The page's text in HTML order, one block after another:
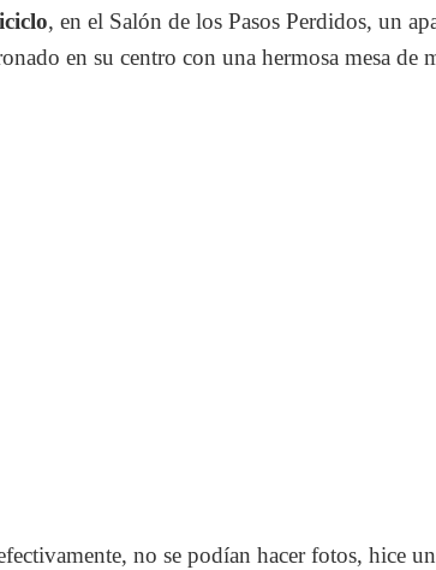
, en el Salón de los Pasos Perdidos, un
en su centro con una hermosa mesa de
no se podían hacer fotos, hice